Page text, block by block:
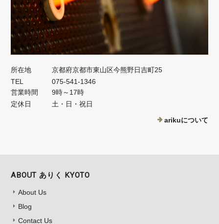
所在地
京都府京都市東山区今熊野日吉町25
TEL
075-541-1346
営業時間
9時～17時
定休日
土・日・祝日
arikuについて
ABOUT ありく KYOTO
About Us
Blog
Contact Us